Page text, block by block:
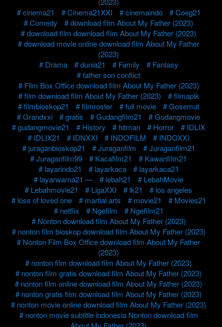
cinema21
Cinema21XXI cinemaindo
Coeg21
Comedy
download film About My Father (2023)
download film download film About My Father (2023)
download movie online download film About My Father
(2023)
Drama
dunia21 Family
Fantasy
father son conflict
Film Box Office download film About My Father (2023)
film download film About My Father (2023)
filmapik
filmbioskop21
filmroster full movie
Gosemut
Grandxxi
gratis Gudangfilm21
Gudangmovie
gudangmovie21
History hitman Horror
IDLIX
IDLIX21
IDNXXI INDOFILM
INDOXXI
juraganbioskop21
Juraganfilm
Juraganfilm21
Juraganfilm99
Kacafilm21
Kawanfilm21
layarindo21
layarkaca
layarkaca21
layarwarna21 —
lebah21
LebahMovie
Lebahmovie21
LigaXXI lk21
los angeles
loss of loved one
martial arts movie21
Movies21
netflix
Ngefilm
Ngefilm21
Nonton download film About My Father (2023)
nonton film bioskop download film About My Father (2023)
Nonton Film Box Office download film About My Father
(2023)
nonton film download film About My Father (2023)
nonton film gratis download film About My Father (2023)
nonton film online download film About My Father (2023)
nonton gratis film download film About My Father (2023)
nonton movie online download film About My Father (2023)
nonton movie subtitle indonesia Nonton download film